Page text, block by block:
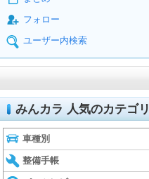
フォロー
ユーザー内検索
みんカラ 人気のカテゴリ
車種別
整備手帳